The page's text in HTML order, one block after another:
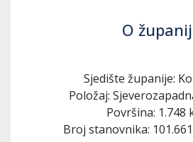
O
Sjedište županije:
Položaj:
Površina: 1.748
Broj stanovnika: